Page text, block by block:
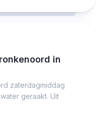
in
zaterdagmiddag
geraakt. Uit